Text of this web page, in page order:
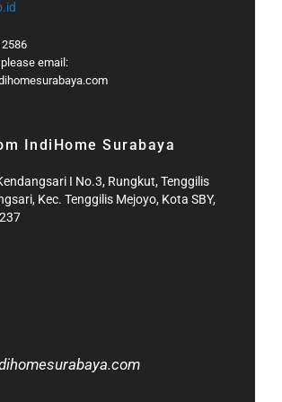
email:
IndiHome Surabaya
I No.3, Rungkut, Tenggilis
Kec. Tenggilis Mejoyo, Kota SBY,